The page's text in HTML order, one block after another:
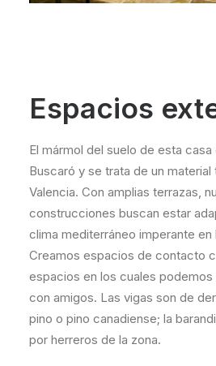
Espacios
El mármol del suelo de esta
Buscaró y se trata de un
Valencia. Con amplias terrazas,
construcciones buscan estar
clima mediterráneo imperante en
Creamos espacios de contacto
espacios en los cuales
con amigos. Las vigas son de
pino o pino canadiense; la
por herreros de la zona.